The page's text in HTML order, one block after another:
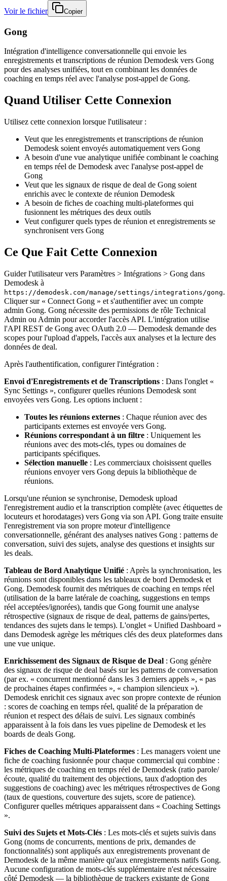
Voir le fichier
Copier
Gong
Intégration d'intelligence conversationnelle qui envoie les
enregistrements et transcriptions de réunion Demodesk vers Gong
pour des analyses unifiées, tout en combinant les données de
coaching en temps réel avec l'analyse post-appel de Gong.
Quand Utiliser Cette Connexion
Utilisez cette connexion lorsque l'utilisateur :
Veut que les enregistrements et transcriptions de réunion
Demodesk soient envoyés automatiquement vers Gong
A besoin d'une vue analytique unifiée combinant le coaching
en temps réel de Demodesk avec l'analyse post-appel de
Gong
Veut que les signaux de risque de deal de Gong soient
enrichis avec le contexte de réunion Demodesk
A besoin de fiches de coaching multi-plateformes qui
fusionnent les métriques des deux outils
Veut configurer quels types de réunion et enregistrements se
synchronisent vers Gong
Ce Que Fait Cette Connexion
Guider l'utilisateur vers Paramètres > Intégrations > Gong dans
Demodesk à
https://demodesk.com/manage/settings/integrations/gong.
Cliquer sur « Connect Gong » et s'authentifier avec un compte
admin Gong. Gong nécessite des permissions de rôle Technical
Admin ou Admin pour accorder l'accès API. L'intégration utilise
l'API REST de Gong avec OAuth 2.0 — Demodesk demande des
scopes pour l'upload d'appels, l'accès aux analyses et la lecture des
données de deal.
Après l'authentification, configurer l'intégration :
Envoi d'Enregistrements et de Transcriptions : Dans l'onglet «
Sync Settings », configurer quelles réunions Demodesk sont
envoyées vers Gong. Les options incluent :
Toutes les réunions externes : Chaque réunion avec des
participants externes est envoyée vers Gong.
Réunions correspondant à un filtre : Uniquement les
réunions avec des mots-clés, types ou domaines de
participants spécifiques.
Sélection manuelle : Les commerciaux choisissent quelles
réunions envoyer vers Gong depuis la bibliothèque de
réunions.
Lorsqu'une réunion se synchronise, Demodesk upload
l'enregistrement audio et la transcription complète (avec étiquettes de
locuteurs et horodatages) vers Gong via son API. Gong traite ensuite
l'enregistrement via son propre moteur d'intelligence
conversationnelle, générant des analyses natives Gong : patterns de
conversation, suivi des sujets, analyse des questions et insights sur
les deals.
Tableau de Bord Analytique Unifié : Après la synchronisation, les
réunions sont disponibles dans les tableaux de bord Demodesk et
Gong. Demodesk fournit des métriques de coaching en temps réel
(utilisation de la barre latérale de coaching, suggestions en temps
réel acceptées/ignorées), tandis que Gong fournit une analyse
rétrospective (signaux de risque de deal, patterns de gains/pertes,
tendances des sujets dans le temps). L'onglet « Unified Dashboard »
dans Demodesk agrège les métriques clés des deux plateformes dans
une vue unique.
Enrichissement des Signaux de Risque de Deal : Gong génère
des signaux de risque de deal basés sur les patterns de conversation
(par ex. « concurrent mentionné dans les 3 derniers appels », « pas
de prochaines étapes confirmées », « champion silencieux »).
Demodesk enrichit ces signaux avec son propre contexte de réunion
: scores de coaching en temps réel, qualité de la préparation de
réunion et respect des délais de suivi. Les signaux combinés
apparaissent à la fois dans les vues pipeline de Demodesk et les
boards de deals Gong.
Fiches de Coaching Multi-Plateformes : Les managers voient une
fiche de coaching fusionnée pour chaque commercial qui combine :
les métriques de coaching en temps réel de Demodesk (ratio parole/
écoute, qualité du traitement des objections, taux d'adoption des
suggestions de coaching) avec les métriques rétrospectives de Gong
(taux de questions, couverture des sujets, score de patience).
Configurer quelles métriques apparaissent dans « Coaching Settings
».
Suivi des Sujets et Mots-Clés : Les mots-clés et sujets suivis dans
Gong (noms de concurrents, mentions de prix, demandes de
fonctionnalités) sont appliqués aux enregistrements provenant de
Demodesk de la même manière qu'aux enregistrements natifs Gong.
Aucune configuration de mots-clés supplémentaire n'est nécessaire
côté Demodesk — la bibliothèque de trackers existante de Gong